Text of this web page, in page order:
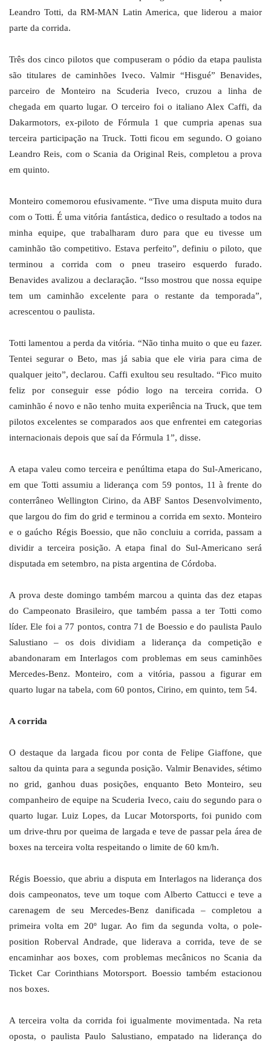
Leandro Totti, da RM-MAN Latin America, que liderou a maior
parte da corrida.
Três dos cinco pilotos que compuseram o pódio da etapa paulista
são titulares de caminhões Iveco. Valmir “Hisgué” Benavides,
parceiro de Monteiro na Scuderia Iveco, cruzou a linha de
chegada em quarto lugar. O terceiro foi o italiano Alex Caffi, da
Dakarmotors, ex-piloto de Fórmula 1 que cumpria apenas sua
terceira participação na Truck. Totti ficou em segundo. O goiano
Leandro Reis, com o Scania da Original Reis, completou a prova
em quinto.
Monteiro comemorou efusivamente. “Tive uma disputa muito dura
com o Totti. É uma vitória fantástica, dedico o resultado a todos na
minha equipe, que trabalharam duro para que eu tivesse um
caminhão tão competitivo. Estava perfeito”, definiu o piloto, que
terminou a corrida com o pneu traseiro esquerdo furado.
Benavides avalizou a declaração. “Isso mostrou que nossa equipe
tem um caminhão excelente para o restante da temporada”,
acrescentou o paulista.
Totti lamentou a perda da vitória. “Não tinha muito o que eu fazer.
Tentei segurar o Beto, mas já sabia que ele viria para cima de
qualquer jeito”, declarou. Caffi exultou seu resultado. “Fico muito
feliz por conseguir esse pódio logo na terceira corrida. O
caminhão é novo e não tenho muita experiência na Truck, que tem
pilotos excelentes se comparados aos que enfrentei em categorias
internacionais depois que saí da Fórmula 1”, disse.
A etapa valeu como terceira e penúltima etapa do Sul-Americano,
em que Totti assumiu a liderança com 59 pontos, 11 à frente do
conterrâneo Wellington Cirino, da ABF Santos Desenvolvimento,
que largou do fim do grid e terminou a corrida em sexto. Monteiro
e o gaúcho Régis Boessio, que não concluiu a corrida, passam a
dividir a terceira posição. A etapa final do Sul-Americano será
disputada em setembro, na pista argentina de Córdoba.
A prova deste domingo também marcou a quinta das dez etapas
do Campeonato Brasileiro, que também passa a ter Totti como
líder. Ele foi a 77 pontos, contra 71 de Boessio e do paulista Paulo
Salustiano – os dois dividiam a liderança da competição e
abandonaram em Interlagos com problemas em seus caminhões
Mercedes-Benz. Monteiro, com a vitória, passou a figurar em
quarto lugar na tabela, com 60 pontos, Cirino, em quinto, tem 54.
A corrida
O destaque da largada ficou por conta de Felipe Giaffone, que
saltou da quinta para a segunda posição. Valmir Benavides, sétimo
no grid, ganhou duas posições, enquanto Beto Monteiro, seu
companheiro de equipe na Scuderia Iveco, caiu do segundo para o
quarto lugar. Luiz Lopes, da Lucar Motorsports, foi punido com
um drive-thru por queima de largada e teve de passar pela área de
boxes na terceira volta respeitando o limite de 60 km/h.
Régis Boessio, que abriu a disputa em Interlagos na liderança dos
dois campeonatos, teve um toque com Alberto Cattucci e teve a
carenagem de seu Mercedes-Benz danificada – completou a
primeira volta em 20º lugar. Ao fim da segunda volta, o pole-
position Roberval Andrade, que liderava a corrida, teve de se
encaminhar aos boxes, com problemas mecânicos no Scania da
Ticket Car Corinthians Motorsport. Boessio também estacionou
nos boxes.
A terceira volta da corrida foi igualmente movimentada. Na reta
oposta, o paulista Paulo Salustiano, empatado na liderança do